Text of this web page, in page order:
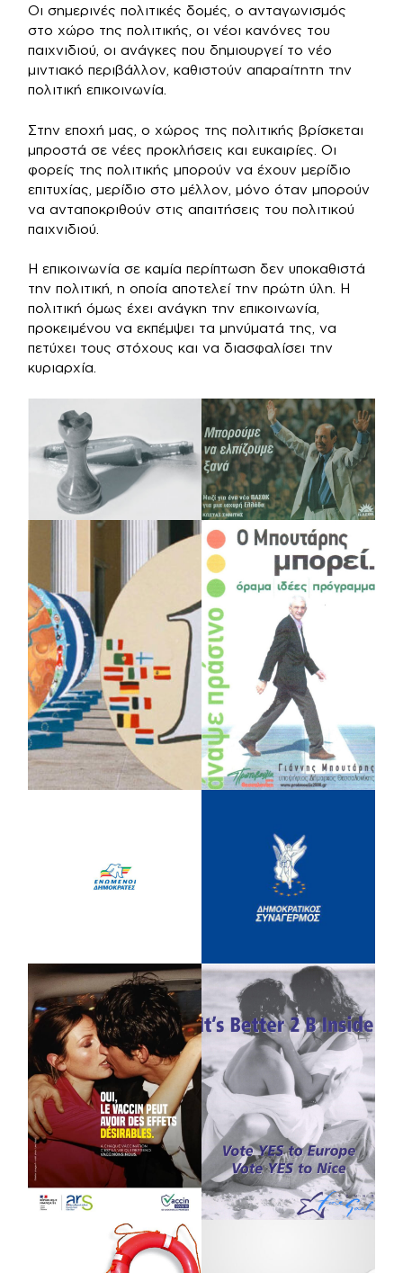
Οι σημερινές πολιτικές δομές, ο ανταγωνισμός
στο χώρο της πολιτικής, οι νέοι κανόνες του
παιχνιδιού, οι ανάγκες που δημιουργεί το νέο
μιντιακό περιβάλλον, καθιστούν απαραίτητη την
πολιτική επικοινωνία.
Στην εποχή μας, ο χώρος της πολιτικής βρίσκεται
μπροστά σε νέες προκλήσεις και ευκαιρίες. Οι
φορείς της πολιτικής μπορούν να έχουν μερίδιο
επιτυχίας, μερίδιο στο μέλλον, μόνο όταν μπορούν
να ανταποκριθούν στις απαιτήσεις του πολιτικού
παιχνιδιού.
Η επικοινωνία σε καμία περίπτωση δεν υποκαθιστά
την πολιτική, η οποία αποτελεί την πρώτη ύλη. Η
πολιτική όμως έχει ανάγκη την επικοινωνία,
προκειμένου να εκπέμψει τα μηνύματά της, να
πετύχει τους στόχους και να διασφαλίσει την
κυριαρχία.